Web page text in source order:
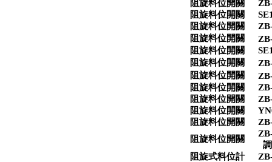
阻旋料位開關
阻旋料位開關
阻旋料位開關
阻旋料位開關
阻旋料位開關
阻旋料位開關
阻旋料位開關
阻旋料位開關
阻旋料位開關
阻旋料位開關
阻旋料位開關
阻旋料位開關
阻旋式料位計